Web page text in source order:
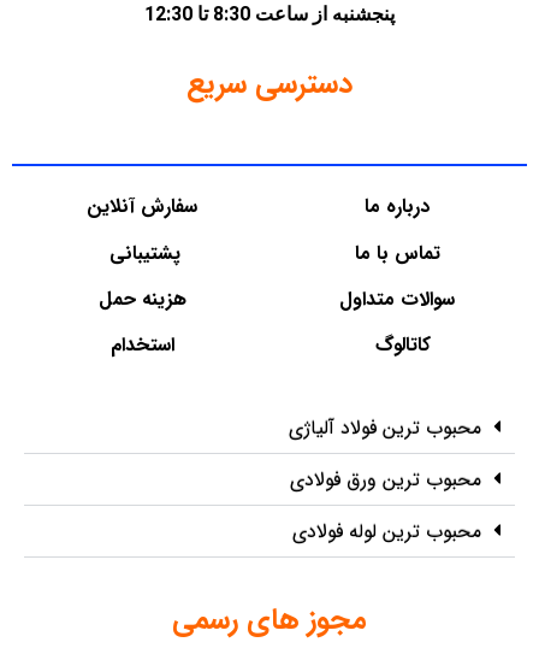
پنجشنبه از ساعت 8:30 تا 12:30
دسترسی سریع
درباره ما
تماس با ما
سوالات متداول
کاتالوگ
سفارش آنلاین
پشتیبانی
هزینه حمل
استخدام
محبوب ترین فولاد آلیاژی
محبوب ترین ورق فولادی
محبوب ترین لوله فولادی
مجوز های رسمی